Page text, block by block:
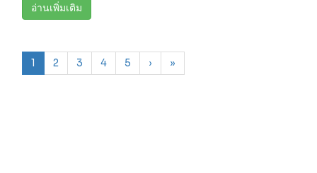
อ่านเพิ่มเติม
1 2 3 4 5 › »